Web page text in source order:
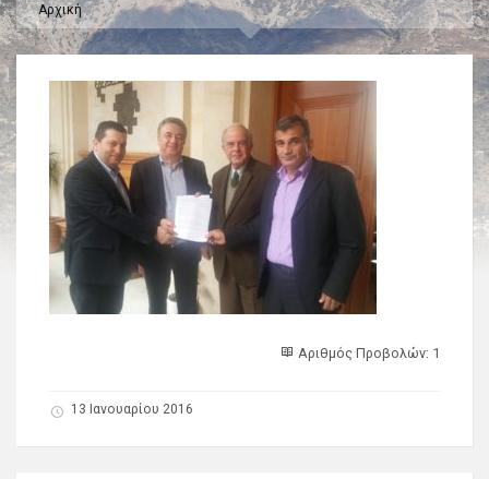
Αρχική
Αριθμός Προβολών: 1
13 Ιανουαρίου 2016